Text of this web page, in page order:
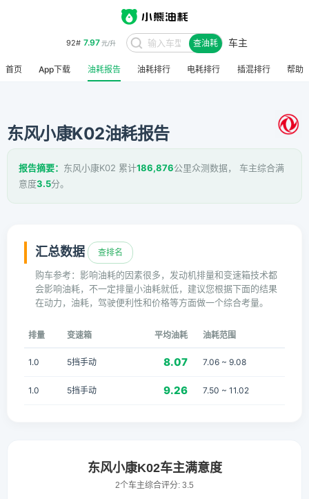
92# 7.97元/升 查油耗 车主
首页 App下载 油耗报告 油耗排行 电耗排行 插混排行 帮助
东风小康K02油耗报告
报告摘要： 东风小康K02 累计186,876公里众测数据， 车主综合满
意度3.5分。
汇总数据 查排名
购车参考：影响油耗的因素很多，发动机排量和变速箱技术都
会影响油耗，不一定排量小油耗就低，建议您根据下面的结果
在动力，油耗，驾驶便利性和价格等方面做一个综合考量。
排量 变速箱 平均油耗 油耗范围
1.0 5挡手动 8.07 7.06 ~ 9.08
1.0 5挡手动 9.26 7.50 ~ 11.02